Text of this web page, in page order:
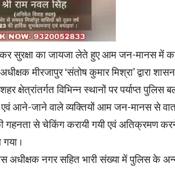
सुरक्षा का जायजा लेते हुए आम जन-मानस में
मीरजापुर ‘संतोष कुमार मिश्रा’ द्वारा
क्षेत्रांतर्गत विभिन्न स्थानों पर पर्याप्त
आने-जाने वाले व्यक्तियों आम जन-मानस से
गहनता से चेकिंग करायी गयी एवं अतिक्रमण
।
नगर सहित भारी संख्या में पुलिस के